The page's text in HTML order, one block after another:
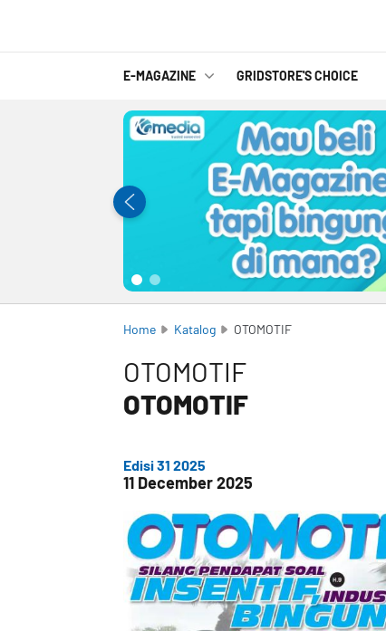
E-MAGAZINE GRIDSTORE'S CHOICE
Home Katalog OTOMOTIF
OTOMOTIF
OTOMOTIF
Edisi 31 2025
11 December 2025